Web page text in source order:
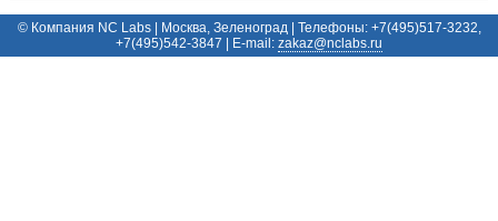
© Компания NC Labs | Москва, Зеленоград | Телефоны: +7(495)517-3232,
+7(495)542-3847 | E-mail: ur.sbalcn@zakaz